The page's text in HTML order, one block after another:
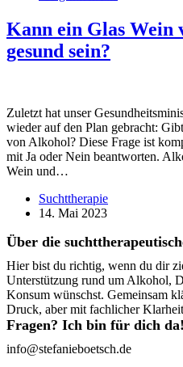
Kann ein Glas Wein
gesund sein?
Zuletzt hat unser
wieder auf den Plan gebracht:
von Alkohol? Diese Frage ist
mit Ja oder Nein beantworten.
Wein und…
Suchttherapie
14. Mai 2023
Über die
Hier bist du richtig, wenn du dir
Unterstützung rund um Alkohol,
Konsum wünschst. Gemeinsam
Druck, aber mit fachlicher
Fragen? Ich bin für dich da!
info@stefanieboetsch.de